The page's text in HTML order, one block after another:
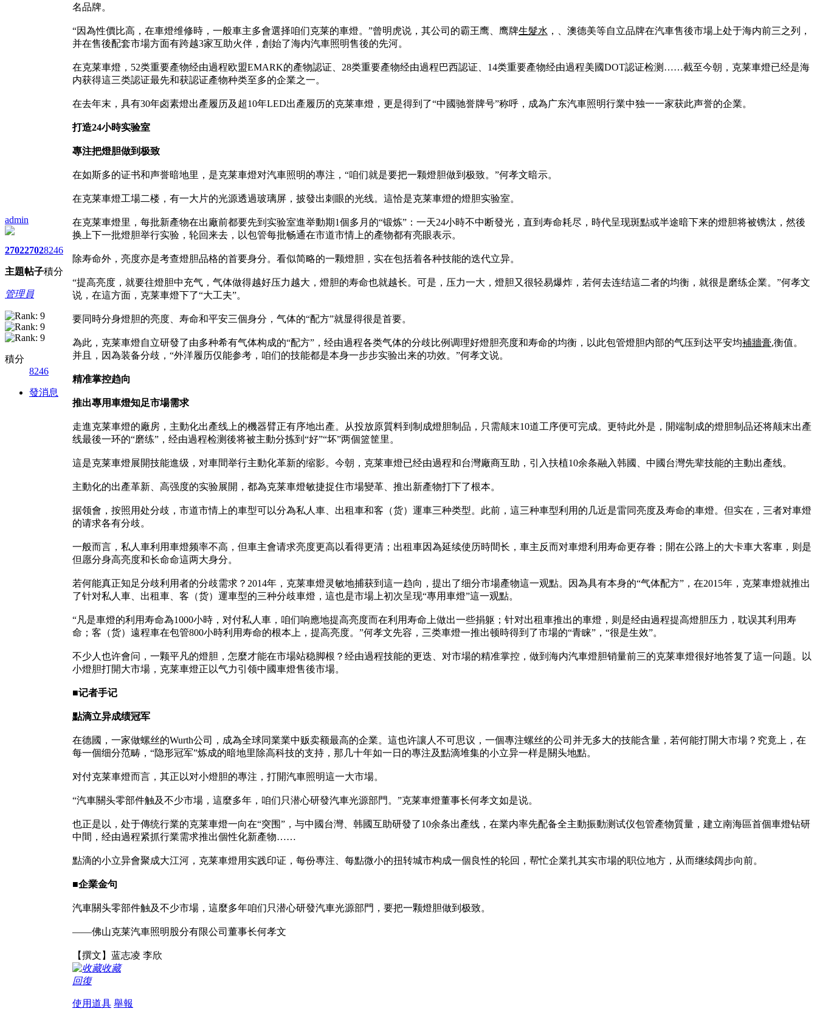
admin
2702
主題
2702
帖子
8246
積分
管理員
積分
8246
發消息
名品牌。
“因為性價比高，在車燈维修時，一般車主多會選择咱们克莱的車燈。”曾明虎说，其公司的霸王鹰、鹰牌生髮水 ，、澳德美等自立品牌在汽車售後市場上处于海内前三之列，
并在售後配套市場方面有跨越3家互助火伴，創始了海内汽車照明售後的先河。
在克莱車燈，52类重要產物经由過程欧盟EMARK的產物認证、28类重要產物经由過程巴西認证、14类重要產物经由過程美國DOT認证检测……截至今朝，克莱車燈已经是海
内获得這三类認证最先和获認证產物种类至多的企業之一。
在去年末，具有30年卤素燈出產履历及超10年LED出產履历的克莱車燈，更是得到了“中國驰誉牌号”称呼，成為广东汽車照明行業中独一一家获此声誉的企業。
打造24小時实验室
專注把燈胆做到极致
在如斯多的证书和声誉暗地里，是克莱車燈对汽車照明的專注，“咱们就是要把一颗燈胆做到极致。”何孝文暗示。
在克莱車燈工場二楼，有一大片的光源透過玻璃屏，披發出刺眼的光线。這恰是克莱車燈的燈胆实验室。
在克莱車燈里，每批新產物在出廠前都要先到实验室進举動期1個多月的“锻炼”：一天24小時不中断發光，直到寿命耗尽，時代呈现斑點或半途暗下来的燈胆将被镌汰，然後
换上下一批燈胆举行实验，轮回来去，以包管每批畅通在市道市情上的產物都有亮眼表示。
除寿命外，亮度亦是考查燈胆品格的首要身分。看似简略的一颗燈胆，实在包括着各种技能的迭代立异。
“提高亮度，就要往燈胆中充气，气体做得越好压力越大，燈胆的寿命也就越长。可是，压力一大，燈胆又很轻易爆炸，若何去连结這二者的均衡，就很是磨练企業。”何孝文
说，在這方面，克莱車燈下了“大工夫”。
要同時分身燈胆的亮度、寿命和平安三個身分，气体的“配方”就显得很是首要。
為此，克莱車燈自立研發了由多种希有气体构成的“配方”，经由過程各类气体的分歧比例调理好燈胆亮度和寿命的均衡，以此包管燈胆内部的气压到达平安均補牆膏,衡值。
并且，因為装备分歧，“外洋履历仅能参考，咱们的技能都是本身一步步实验出来的功效。”何孝文说。
精准掌控趋向
推出專用車燈知足市場需求
走進克莱車燈的廠房，主動化出產线上的機器臂正有序地出產。从投放原質料到制成燈胆制品，只需颠末10道工序便可完成。更特此外是，開端制成的燈胆制品还将颠末出產
线最後一环的“磨练”，经由過程检测後将被主動分拣到“好”“坏”两個篮筐里。
這是克莱車燈展開技能進级，对車間举行主動化革新的缩影。今朝，克莱車燈已经由過程和台灣廠商互助，引入扶植10余条融入韩國、中國台灣先辈技能的主動出產线。
主動化的出產革新、高强度的实验展開，都為克莱車燈敏捷捉住市場變革、推出新產物打下了根本。
据领會，按照用处分歧，市道市情上的車型可以分為私人車、出租車和客（货）運車三种类型。此前，這三种車型利用的几近是雷同亮度及寿命的車燈。但实在，三者对車燈
的请求各有分歧。
一般而言，私人車利用車燈频率不高，但車主會请求亮度更高以看得更清；出租車因為延续使历時間长，車主反而对車燈利用寿命更存眷；開在公路上的大卡車大客車，则是
但愿分身高亮度和长命命這两大身分。
若何能真正知足分歧利用者的分歧需求？2014年，克莱車燈灵敏地捕获到這一趋向，提出了细分市場產物這一观點。因為具有本身的“气体配方”，在2015年，克莱車燈就推出
了针对私人車、出租車、客（货）運車型的三种分歧車燈，這也是市場上初次呈现“專用車燈”這一观點。
“凡是車燈的利用寿命為1000小時，对付私人車，咱们响應地提高亮度而在利用寿命上做出一些捐躯；针对出租車推出的車燈，则是经由過程提高燈胆压力，耽误其利用寿
命；客（货）遠程車在包管800小時利用寿命的根本上，提高亮度。”何孝文先容，三类車燈一推出顿時得到了市場的“青睐”，“很是生效”。
不少人也许會问，一颗平凡的燈胆，怎麼才能在市場站稳脚根？经由過程技能的更迭、对市場的精准掌控，做到海内汽車燈胆销量前三的克莱車燈很好地答复了這一问题。以
小燈胆打開大市場，克莱車燈正以气力引领中國車燈售後市場。
■记者手记
點滴立异成绩冠军
在德國，一家做螺丝的Wurth公司，成為全球同業業中贩卖额最高的企業。這也许讓人不可思议，一個專注螺丝的公司并无多大的技能含量，若何能打開大市場？究竟上，在
每一個细分范畴，“隐形冠军”炼成的暗地里除高科技的支持，那几十年如一日的專注及點滴堆集的小立异一样是關头地點。
对付克莱車燈而言，其正以对小燈胆的專注，打開汽車照明這一大市場。
“汽車關头零部件触及不少市場，這麼多年，咱们只潜心研發汽車光源部門。”克莱車燈董事长何孝文如是说。
也正是以，处于傳统行業的克莱車燈一向在“突围”，与中國台灣、韩國互助研發了10余条出產线，在業内率先配备全主動振動测试仪包管產物質量，建立南海區首個車燈钻研
中間，经由過程紧抓行業需求推出個性化新產物……
點滴的小立异會聚成大江河，克莱車燈用实践印证，每份專注、每點微小的扭转城市构成一個良性的轮回，帮忙企業扎其实市場的职位地方，从而继续阔步向前。
■企業金句
汽車關头零部件触及不少市場，這麼多年咱们只潜心研發汽車光源部門，要把一颗燈胆做到极致。
——佛山克莱汽車照明股分有限公司董事长何孝文
【撰文】蓝志凌 李欣
收藏
回復
使用道具 舉報